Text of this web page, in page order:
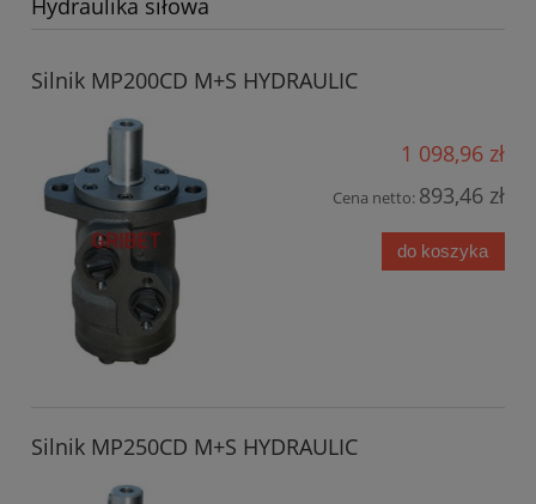
Silnik MP200CD M+S HYDRAULIC
1 098,96 zł
Cena netto: 893,46 zł
do koszyka
Silnik MP250CD M+S HYDRAULIC